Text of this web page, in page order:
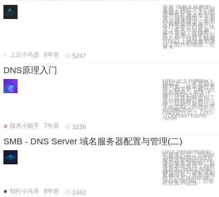
背景 随着互联网的
发展，网站业务已越
来越多样化，人们的
需求也在逐渐发生改
变，现在网络上文字
内容越来越少，而图
片和视频越来越多，
今日头条、抖音、快
手、各大类短视频、
媒体资讯、在线教
育、直播点播平台层
出不穷；目前互联网
70%以上的流量都来
自于图片和视频，在
未来，
上云小马达
6年前 5247
DNS原理入门
DNS 是互联网核心
协议之一。不管是上
网浏览，还是编程开
发，都需要了解一点
它的知识。 本文详
细介绍DNS的原
理，以及如何运用工
具软件观察它的运
作。我的目标是，读
完此文后，你就能完
全理解DNS。 一、
DNS是什么？ DNS
（Domain Name
Syste
技术小能手
7年前 3239
SMB - DNS Server 域名服务器配置与管理(二)
DNS Server根据提
供服务内容，可以分
为Authoritative授权
服务器和Recursive
递归服务器两种。前
者在本地保存了授权
域名的Zone文件能
够提供针对授权域的
权威应答，服务器角
色可以是Master或
Slave Server；后者
仅对客户端请
知行小马哥
8年前 2442